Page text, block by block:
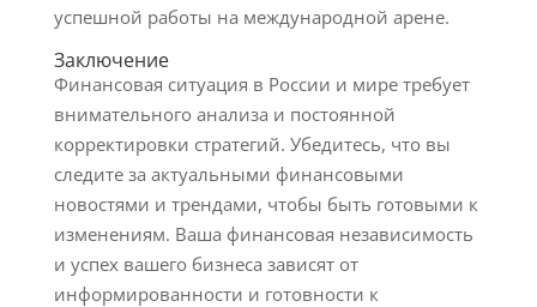
успешной работы на международной арене.
Заключение
Финансовая ситуация в России и мире требует
внимательного анализа и постоянной
корректировки стратегий. Убедитесь, что вы
следите за актуальными финансовыми
новостями и трендами, чтобы быть готовыми к
изменениям. Ваша финансовая независимость
и успех вашего бизнеса зависят от
информированности и готовности к